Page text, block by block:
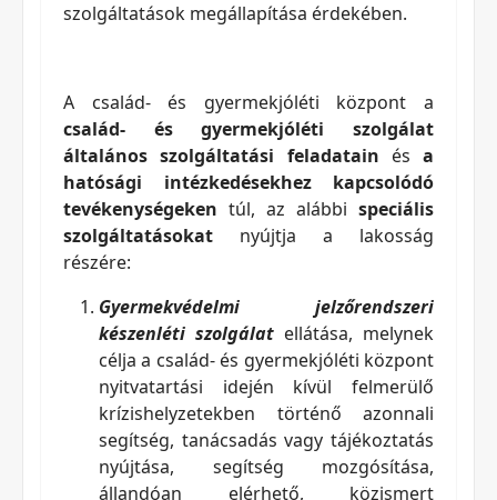
szolgáltatások megállapítása érdekében.
A család- és gyermekjóléti központ a
család- és gyermekjóléti szolgálat
általános szolgáltatási feladatain és a
hatósági intézkedésekhez kapcsolódó
tevékenységeken túl, az alábbi speciális
szolgáltatásokat nyújtja a lakosság
részére:
Gyermekvédelmi jelzőrendszeri
készenléti szolgálat ellátása, melynek
célja a család- és gyermekjóléti központ
nyitvatartási idején kívül felmerülő
krízishelyzetekben történő azonnali
segítség, tanácsadás vagy tájékoztatás
nyújtása, segítség mozgósítása,
állandóan elérhető, közismert